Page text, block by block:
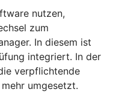
nutzen,
zum
In diesem ist
integriert. In der
verpflichtende
umgesetzt.